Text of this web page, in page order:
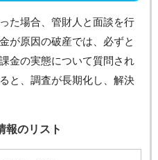
た場合、管財人と面談を行
が原因の破産では、必ずと
金の実態について質問され
と、調査が長期化し、解決
報のリスト